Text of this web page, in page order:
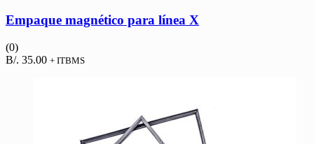
Empaque magnético para línea X
(0)
B/. 35.00 + ITBMS